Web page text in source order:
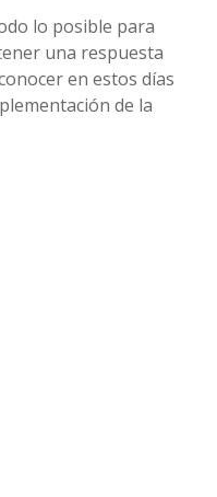
lo posible para
una respuesta
en estos días
de la